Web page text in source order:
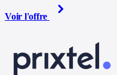
Voir l'offre